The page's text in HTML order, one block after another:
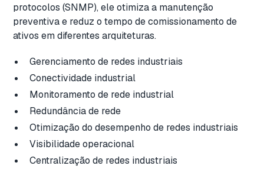
protocolos (SNMP), ele otimiza a manutenção
preventiva e reduz o tempo de comissionamento de
ativos em diferentes arquiteturas.
Gerenciamento de redes industriais
Conectividade industrial
Monitoramento de rede industrial
Redundância de rede
Otimização do desempenho de redes industriais
Visibilidade operacional
Centralização de redes industriais